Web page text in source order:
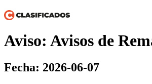
Aviso: Avisos de
Fecha: 2026-06-07